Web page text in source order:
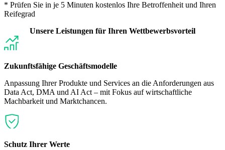
* Prüfen Sie in je 5 Minuten kostenlos Ihre Betroffenheit und Ihren
Reifegrad
Unsere Leistungen für Ihren Wettbewerbsvorteil
Zukunftsfähige Geschäftsmodelle
Anpassung Ihrer Produkte und Services an die Anforderungen aus
Data Act, DMA und AI Act – mit Fokus auf wirtschaftliche
Machbarkeit und Marktchancen.
Schutz Ihrer Werte